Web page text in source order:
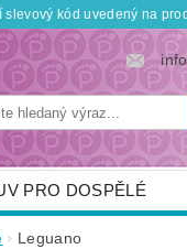
kód uvedený na
PRO DOSPĚLÉ
Leguano